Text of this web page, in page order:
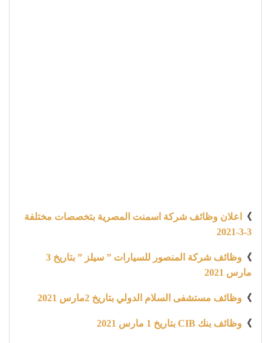
》
اعلان وظائف شركة اسمنت المصرية بتخصصات مختلفة
3-3-2021
》
وظائف شركة المنصور للسيارات ” سيلز ” بتاريخ 3
مارس 2021
》 وظائف مستشفى السلام الدولي بتاريخ 2مارس 2021
》 وظائف بنك CIB بتاريخ 1 مارس 2021